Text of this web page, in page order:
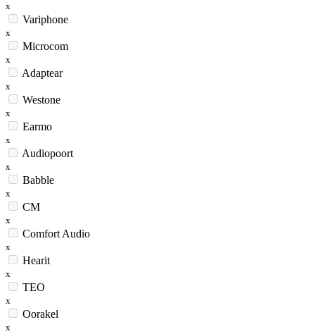
x
Variphone
x
Microcom
x
Adaptear
x
Westone
x
Earmo
x
Audiopoort
x
Babble
x
CM
x
Comfort Audio
x
Hearit
x
TEO
x
Oorakel
x